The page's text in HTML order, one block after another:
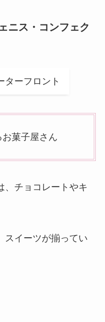
ニス・コンフェク
ターフロント
菓子屋さん
、チョコレートやキ
スイーツが揃ってい